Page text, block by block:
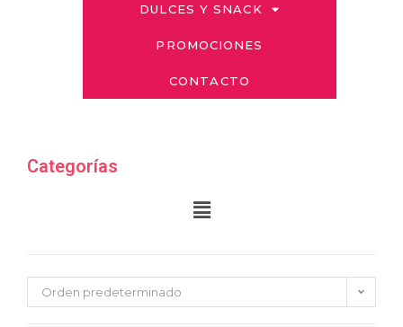
DULCES Y SNACK
PROMOCIONES
CONTACTO
Categorías
Orden predeterminado